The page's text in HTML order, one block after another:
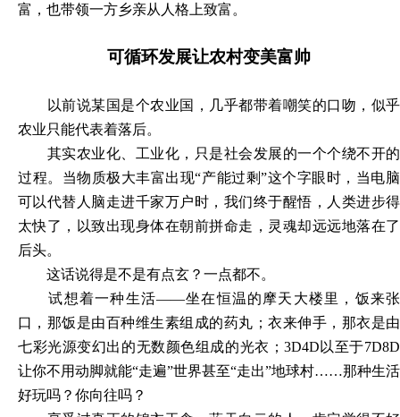
富，也带领一方乡亲从人格上致富。
可循环发展让农村变美富帅
以前说某国是个农业国，几乎都带着嘲笑的口吻，似乎
农业只能代表着落后。
其实农业化、工业化，只是社会发展的一个个绕不开的
过程。当物质极大丰富出现“产能过剩”这个字眼时，当电脑
可以代替人脑走进千家万户时，我们终于醒悟，人类进步得
太快了，以致出现身体在朝前拼命走，灵魂却远远地落在了
后头。
这话说得是不是有点玄？一点都不。
试想着一种生活——坐在恒温的摩天大楼里，饭来张
口，那饭是由百种维生素组成的药丸；衣来伸手，那衣是由
七彩光源变幻出的无数颜色组成的光衣；3D4D以至于7D8D
让你不用动脚就能“走遍”世界甚至“走出”地球村……那种生活
好玩吗？你向往吗？